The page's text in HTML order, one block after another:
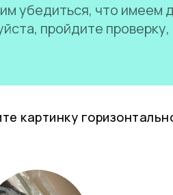
убедиться, что имеем
пройдите
картинку